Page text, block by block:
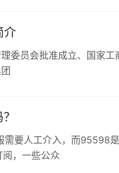
介
委员会批准成立、国家
要人工介入，而95598
，一些公众